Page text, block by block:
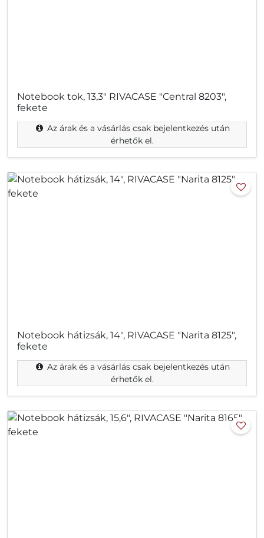
Notebook tok, 13,3" RIVACASE "Central 8203",
fekete
Az árak és a vásárlás csak bejelentkezés után
érhetők el.
Notebook hátizsák, 14", RIVACASE "Narita 8125",
fekete
Az árak és a vásárlás csak bejelentkezés után
érhetők el.